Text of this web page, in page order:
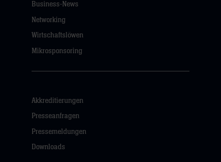
Business-News
Networking
Wirtschaftslöwen
Mikrosponsoring
Akkreditierungen
Presseanfragen
Pressemeldungen
Downloads